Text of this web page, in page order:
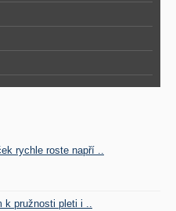
rychle roste napří ..
k pružnosti pleti i ..